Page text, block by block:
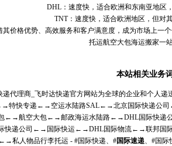
DHL：速度快，适合欧洲和东南亚地区
TNT：速度快，适合欧洲地区，但对
价格优势、高效服务和客户满意度，成为市场上一
托运航空大包海运搬家一
本站相关业务
代理商_飞时达快递官方网站为全球的企业和个人递
特快专递 ←→ 空运水陆路SAL←→北京国际快递公司
←→航空大包←→邮政海运水陆路←→DHL国际快递
快递公司 ←→ 国际快运←→DHL国际物流←→联邦国
←→私人物品行李托运 - #国际快递、#国际速递、#国际